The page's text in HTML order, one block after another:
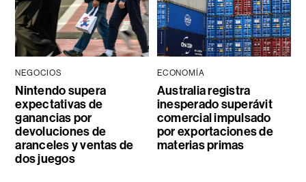
NEGOCIOS
Nintendo supera
expectativas de
ganancias por
devoluciones de
aranceles y ventas de
dos juegos
ECONOMÍA
Australia registra
inesperado superávit
comercial impulsado
por exportaciones de
materias primas